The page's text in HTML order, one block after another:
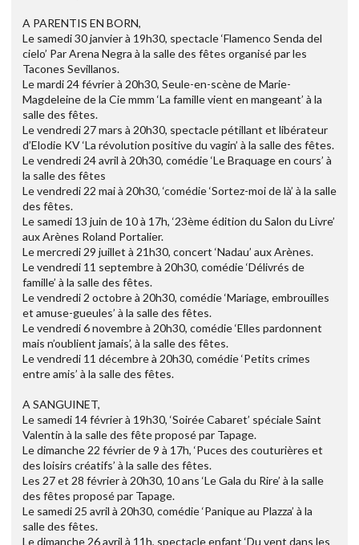
A PARENTIS EN BORN,
Le samedi 30 janvier à 19h30, spectacle ‘Flamenco Senda del
cielo’ Par Arena Negra à la salle des fêtes organisé par les
Tacones Sevillanos.
Le mardi 24 février à 20h30, Seule-en-scène de Marie-
Magdeleine de la Cie mmm ‘La famille vient en mangeant’ à la
salle des fêtes.
Le vendredi 27 mars à 20h30, spectacle pétillant et libérateur
d’Elodie KV ‘La révolution positive du vagin’ à la salle des fêtes.
Le vendredi 24 avril à 20h30, comédie ‘Le Braquage en cours’ à
la salle des fêtes
Le vendredi 22 mai à 20h30, ‘comédie ‘Sortez-moi de là’ à la salle
des fêtes.
Le samedi 13 juin de 10 à 17h, ‘23ème édition du Salon du Livre’
aux Arènes Roland Portalier.
Le mercredi 29 juillet à 21h30, concert ‘Nadau’ aux Arènes.
Le vendredi 11 septembre à 20h30, comédie ‘Délivrés de
famille’ à la salle des fêtes.
Le vendredi 2 octobre à 20h30, comédie ‘Mariage, embrouilles
et amuse-gueules’ à la salle des fêtes.
Le vendredi 6 novembre à 20h30, comédie ‘Elles pardonnent
mais n’oublient jamais’, à la salle des fêtes.
Le vendredi 11 décembre à 20h30, comédie ‘Petits crimes
entre amis’ à la salle des fêtes.
A SANGUINET,
Le samedi 14 février à 19h30, ‘Soirée Cabaret’ spéciale Saint
Valentin à la salle des fête proposé par Tapage.
Le dimanche 22 février de 9 à 17h, ‘Puces des couturières et
des loisirs créatifs’ à la salle des fêtes.
Les 27 et 28 février à 20h30, 10 ans ‘Le Gala du Rire’ à la salle
des fêtes proposé par Tapage.
Le samedi 25 avril à 20h30, comédie ‘Panique au Plazza’ à la
salle des fêtes.
Le dimanche 26 avril à 11h, spectacle enfant ‘Du vent dans les